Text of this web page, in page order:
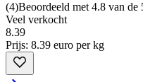
(4)Beoordeeld met 4.8 van de
Veel verkocht
8.39
Prijs: 8.39 euro per kg